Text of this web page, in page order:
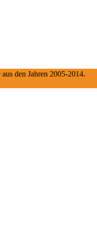
den Jahren 2005-2014.